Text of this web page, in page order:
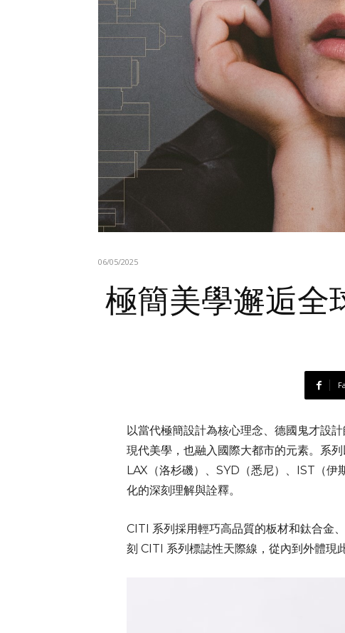
06/05/2025
極簡美學邂逅
以當代極簡設計為核心理念、德國鬼才設
現代美學，也融入國際大都市的元素。系
LAX（洛杉磯）、SYD（悉尼）、IST（
化的深刻理解與詮釋。
CITI 系列採用輕巧高品質的板材和鈦合金
刻 CITI 系列標誌性天際線，從內到外體現